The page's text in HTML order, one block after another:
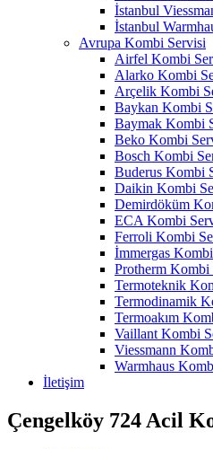
İstanbul
İstanbul
Avrupa Kombi Servisi
Airfel Kombi
Alarko Kombi
Arçelik Kombi
Baykan Kombi
Baymak Kombi
Beko Kombi
Bosch Kombi
Buderus Kombi
Daikin Kombi
Demirdöküm
ECA Kombi
Ferroli Kombi
İmmergas
Protherm Kombi
Termoteknik
Termodinamik
Termoakım
Vaillant Kombi
Viessmann
Warmhaus
İletişim
Çengelköy 724 Acil